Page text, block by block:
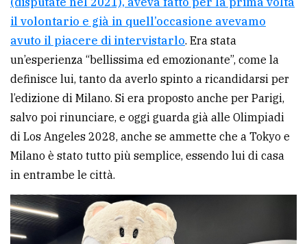
il volontario e già in quell’occasione avevamo
avuto il piacere di intervistarlo. Era stata
un’esperienza “bellissima ed emozionante”, come la
definisce lui, tanto da averlo spinto a ricandidarsi per
l’edizione di Milano. Si era proposto anche per Parigi,
salvo poi rinunciare, e oggi guarda già alle Olimpiadi
di Los Angeles 2028, anche se ammette che a Tokyo e
Milano è stato tutto più semplice, essendo lui di casa
in entrambe le città.